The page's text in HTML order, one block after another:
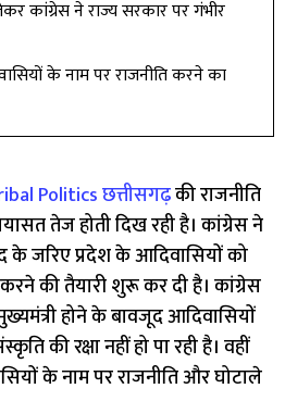
कांग्रेस ने राज्य सरकार पर गंभीर
के नाम पर राजनीति करने का
Politicsछत्तीसगढ़की राजनीति
तेज होती दिख रही है। कांग्रेस ने
के जरिए प्रदेश के आदिवासियों को
की तैयारी शुरू कर दी है। कांग्रेस
होने के बावजूद आदिवासियों
की रक्षा नहीं हो पा रही है। वहीं
के नाम पर राजनीति और घोटाले